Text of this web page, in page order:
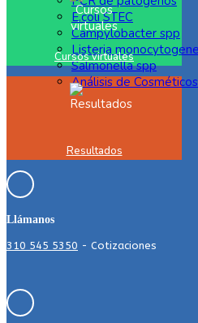
E.coli STEC
Campylobacter spp
Listeria
Salmonella spp
Análisis de Cosméticos
Cursos virtuales
Resultados
Llámanos
310 545 5350 - Cotizaciones